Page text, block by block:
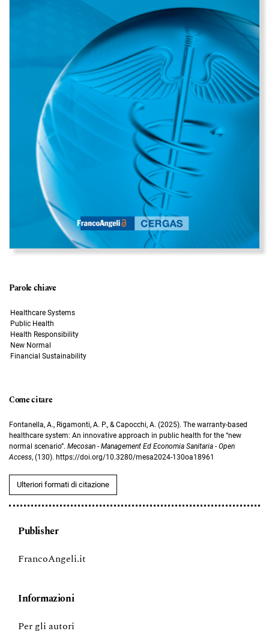
Parole chiave
Healthcare Systems
Public Health
Health Responsibility
New Normal
Financial Sustainability
Come citare
Fontanella, A., Rigamonti, A. P., & Capocchi, A. (2025). The warranty-based
healthcare system: An innovative approach in public health for the “new
normal scenario”. Mecosan - Management Ed Economia Sanitaria - Open
Access, (130). https://doi.org/10.3280/mesa2024-130oa18961
Ulteriori formati di citazione
Publisher
FrancoAngeli.it
Informazioni
Per gli autori